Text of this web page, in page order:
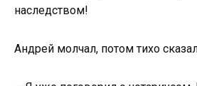
наследством!
Андрей молчал, потом тихо